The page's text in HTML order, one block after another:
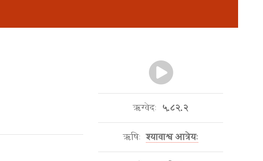
ऋग्वेदः ५.८२.२
ऋषिः श्यावाश्व आत्रेयः